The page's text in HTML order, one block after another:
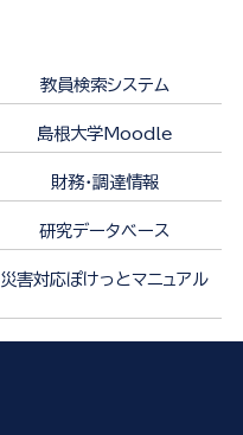
教員検索システム
島根大学Moodle
財務・調達情報
研究データベース
災害対応ぽけっとマニュアル